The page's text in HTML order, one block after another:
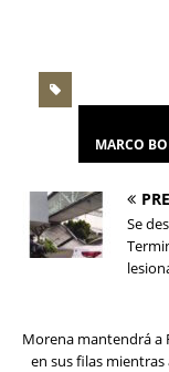
MARCO
Se
Morena mantendrá a
en sus filas mientras